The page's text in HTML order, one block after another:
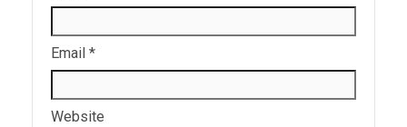
Email *
Website